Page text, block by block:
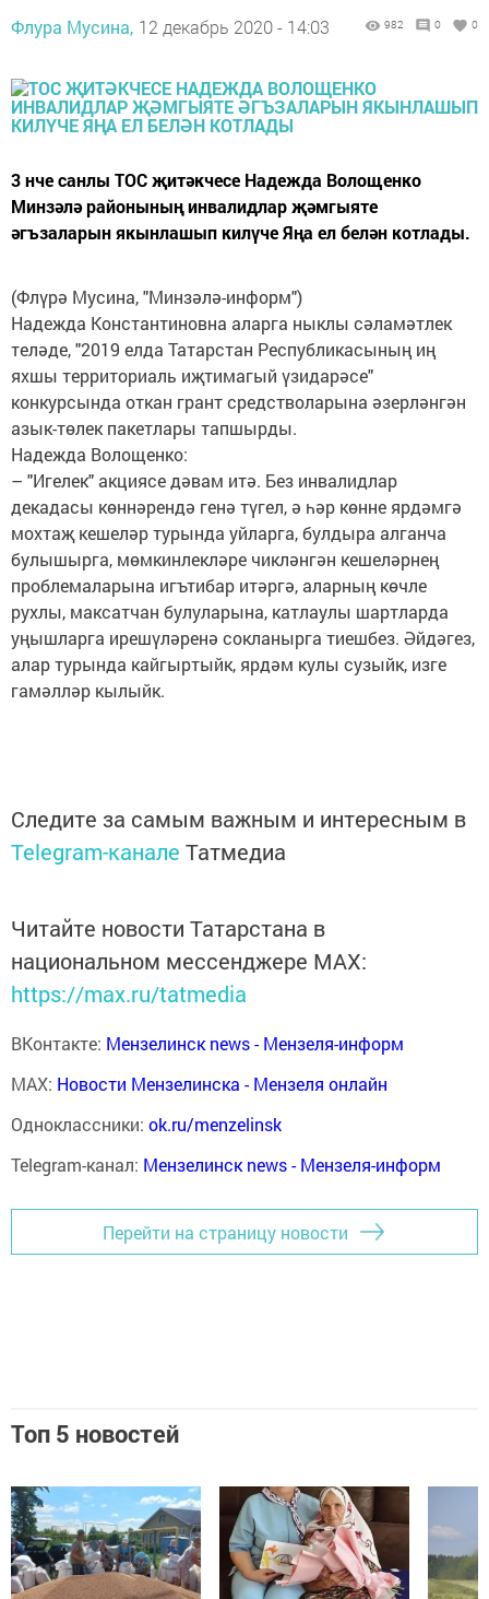
Флура Мусина, 12 декабрь 2020 - 14:03 982 0 0
3 нче санлы ТОС җитәкчесе Надежда Волощенко
Минзәлә районының инвалидлар җәмгыяте
әгъзаларын якынлашып килүче Яңа ел белән котлады.
(Флүрә Мусина, "Минзәлә-информ")
Надежда Константиновна аларга ныклы сәламәтлек
теләде, "2019 елда Татарстан Республикасының иң
яхшы территориаль иҗтимагый үзидарәсе"
конкурсында откан грант средстволарына әзерләнгән
азык-төлек пакетлары тапшырды.
Надежда Волощенко:
– "Игелек" акциясе дәвам итә. Без инвалидлар
декадасы көннәрендә генә түгел, ә һәр көнне ярдәмгә
мохтаҗ кешеләр турында уйларга, булдыра алганча
булышырга, мөмкинлекләре чикләнгән кешеләрнең
проблемаларына игътибар итәргә, аларның көчле
рухлы, максатчан булуларына, катлаулы шартларда
уңышларга ирешүләренә сокланырга тиешбез. Әйдәгез,
алар турында кайгыртыйк, ярдәм кулы сузыйк, изге
гамәлләр кылыйк.
Следите за самым важным и интересным в
Telegram-канале Татмедиа
Читайте новости Татарстана в
национальном мессенджере MАХ:
https://max.ru/tatmedia
ВКонтакте: Мензелинск news - Мензеля-информ
MAX: Новости Мензелинска - Мензеля онлайн
Одноклассники: ok.ru/menzelinsk
Telegram-канал: Мензелинск news - Мензеля-информ
Перейти на страницу новости
Топ 5 новостей